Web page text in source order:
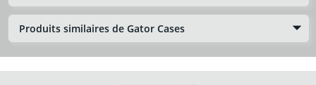
Produits similaires de Gator Cases